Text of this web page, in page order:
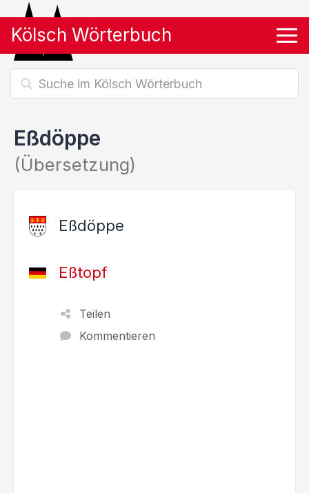
Kölsch Wörterbuch
Eßdöppe
(Übersetzung)
Eßdöppe
Eßtopf
Teilen
Kommentieren